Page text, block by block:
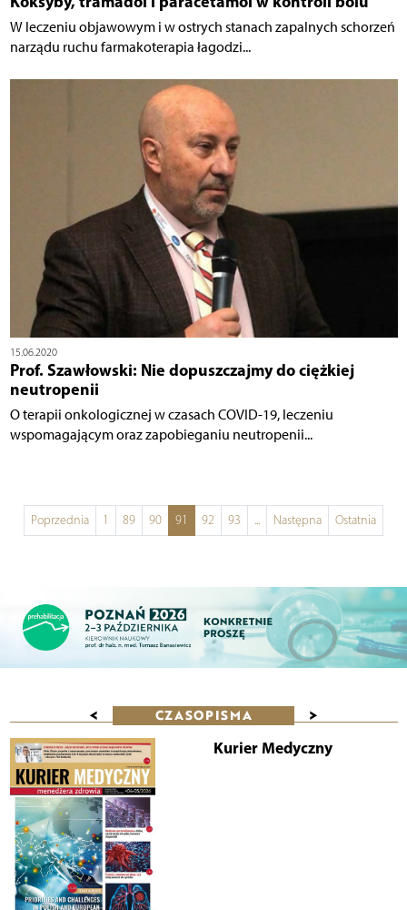
W leczeniu objawowym i w ostrych stanach zapalnych schorzeń
narządu ruchu farmakoterapia łagodzi...
15.06.2020
Prof. Szawłowski: Nie dopuszczajmy do ciężkiej
neutropenii
O terapii onkologicznej w czasach COVID-19, leczeniu
wspomagającym oraz zapobieganiu neutropenii...
Poprzednia 1 89 90 91 92 93 ... Następna Ostatnia
< CZASOPISMA >
Kurier Medyczny